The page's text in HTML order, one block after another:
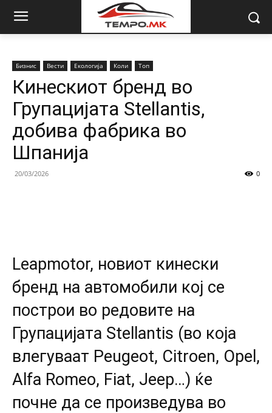
Бизнис Вести Екологија Коли Топ
Кинескиот бренд во
Групацијата Stellantis,
добива фабрика во
Шпанија
20/03/2026 0
Leapmotor, новиот кинески
бренд на автомобили кој се
построи во редовите на
Групацијата Stellantis (во која
влегуваат Peugeot, Citroen, Opel,
Alfa Romeo, Fiat, Jeep…) ќе
почне да се произведува во